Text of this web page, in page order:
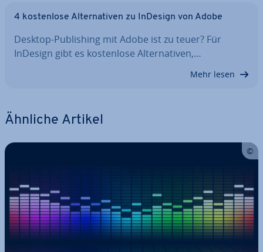
4 kos­ten­lo­se Al­ter­na­ti­ven zu InDesign von Adobe
Desktop-Pu­bli­shing mit Adobe ist zu teuer? Für
InDesign gibt es kos­ten­lo­se Al­ter­na­ti­ven,…
Mehr lesen
Ähnliche Artikel